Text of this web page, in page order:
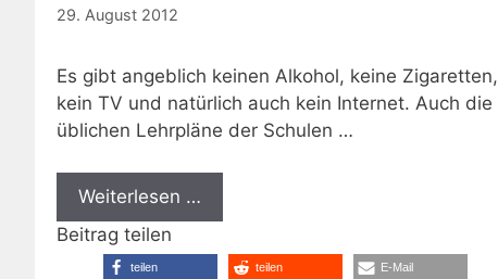
29. August 2012
Es gibt angeblich keinen Alkohol, keine Zigaretten,
kein TV und natürlich auch kein Internet. Auch die
üblichen Lehrpläne der Schulen …
Weiterlesen …
Beitrag teilen
teilen teilen E-Mail